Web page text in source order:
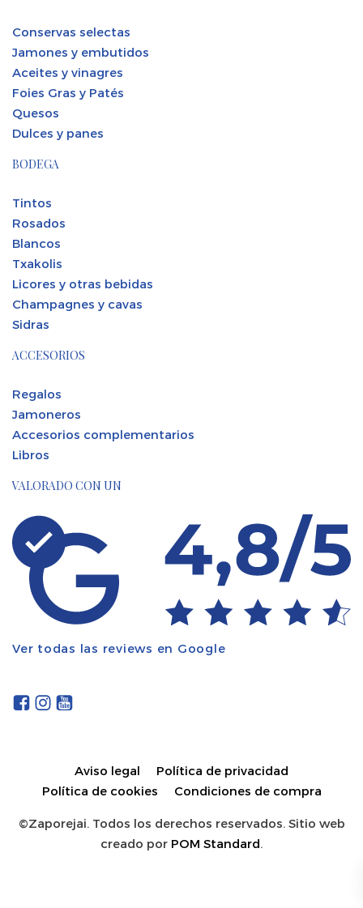
Conservas selectas
Jamones y embutidos
Aceites y vinagres
Foies Gras y Patés
Quesos
Dulces y panes
BODEGA
Tintos
Rosados
Blancos
Txakolis
Licores y otras bebidas
Champagnes y cavas
Sidras
ACCESORIOS
Regalos
Jamoneros
Accesorios complementarios
Libros
VALORADO CON UN
Ver todas las reviews en Google
Aviso legal
Política de privacidad
Política de cookies
Condiciones de compra
©Zaporejai. Todos los derechos reservados. Sitio web
creado por POM Standard.